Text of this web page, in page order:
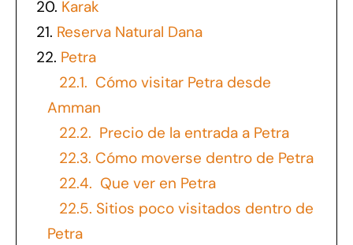
20. Karak
21. Reserva Natural Dana
22. Petra
22.1. Cómo visitar Petra desde
Amman
22.2. Precio de la entrada a Petra
22.3. Cómo moverse dentro de Petra
22.4. Que ver en Petra
22.5. Sitios poco visitados dentro de
Petra